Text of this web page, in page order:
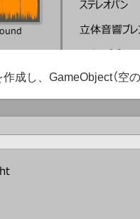
成し、GameObject（空